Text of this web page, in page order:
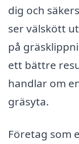
dig och
ser välskött
på
ett bättre
handlar om
gräsyta.
Företag som